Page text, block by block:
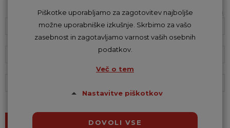
Z oddajo komentarja se strinjaš skodeksom komentiranja
Piškotke uporabljamo za zagotovitev najboljše
možne uporabniške izkušnje. Skrbimo za vašo
zasebnost in zagotavljamo varnost vaših osebnih
podatkov.
Več o tem
Nastavitve piškotkov
DOVOLI VSE